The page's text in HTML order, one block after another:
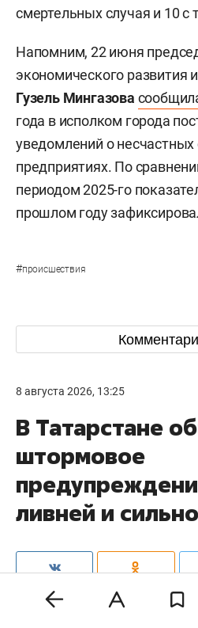
смертельных случая и 10
Напомним, 22 июня
экономического развития
Гузель Мингазова
года в исполком города
уведомлений о несчастных
предприятиях. По
периодом 2025-го
прошлом году
#происшествия
8 августа 2026, 13:25
В Татарстане
штормовое
ливней и